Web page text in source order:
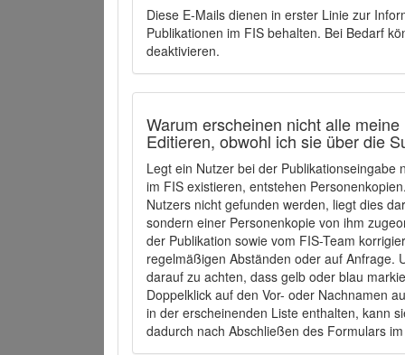
Diese E-Mails dienen in erster Linie zur
Publikationen im FIS behalten. Bei Bedarf
deaktivieren.
Warum erscheinen nicht alle
Editieren, obwohl ich sie über die
Legt ein Nutzer bei der
im FIS existieren, entstehen
Nutzers nicht gefunden werden, liegt dies
sondern einer Personenkopie von ihm
der Publikation sowie vom FIS-Team
regelmäßigen Abständen oder auf Anfrage.
darauf zu achten, dass gelb oder blau
Doppelklick auf den Vor- oder Nachnamen
in der erscheinenden Liste enthalten, kann
dadurch nach Abschließen des Formulars